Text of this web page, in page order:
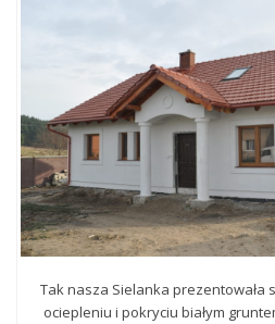
Tak nasza Sielanka prezentowała
ociepleniu i pokryciu białym